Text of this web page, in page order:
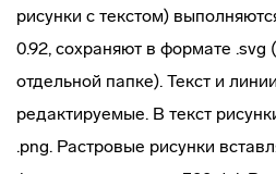
рисунки с текстом)
0.92, сохраняют в формате .svg
отдельной папке). Текст и
редактируемые. В текст
.png. Растровые рисунки